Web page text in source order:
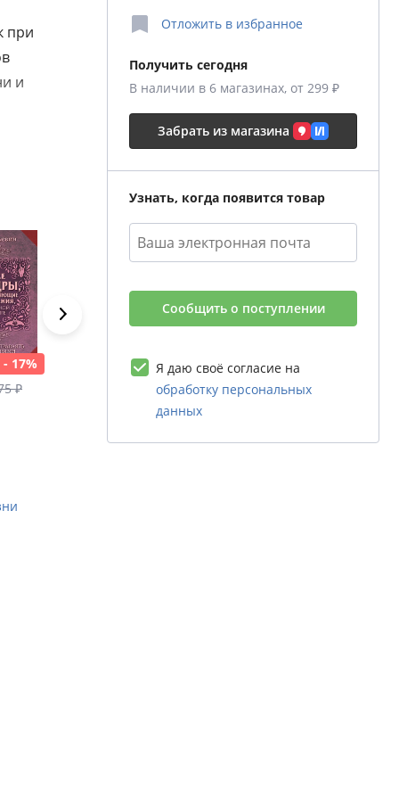
при
и
—
и
- 17%
₽
- 17% - 18%
299 ₽ 365 ₽ 649 ₽
Отложить в избранное
Получить сегодня
В наличии в 6 магазинах, от 299 ₽
Забрать из магазина
Узнать, когда появится товар
Сообщить о поступлении
Я даю своё согласие на
обработку персональных
данных